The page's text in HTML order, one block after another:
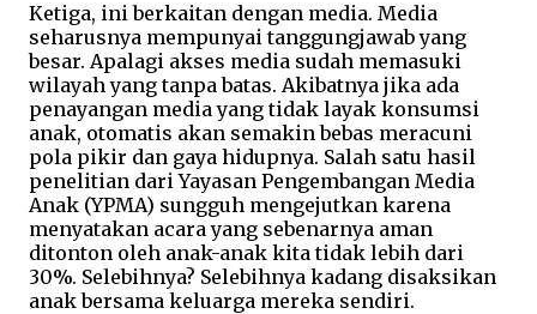
Ketiga, ini berkaitan dengan media. Media
seharusnya mempunyai tanggungjawab yang
besar. Apalagi akses media sudah memasuki
wilayah yang tanpa batas. Akibatnya jika ada
penayangan media yang tidak layak konsumsi
anak, otomatis akan semakin bebas meracuni
pola pikir dan gaya hidupnya. Salah satu hasil
penelitian dari Yayasan Pengembangan Media
Anak (YPMA) sungguh mengejutkan karena
menyatakan acara yang sebenarnya aman
ditonton oleh anak-anak kita tidak lebih dari
30%. Selebihnya? Selebihnya kadang disaksikan
anak bersama keluarga mereka sendiri.